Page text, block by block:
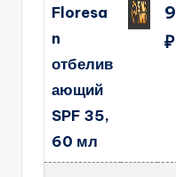
Floresa
n
отбелив
ающий
SPF 35,
60 мл
9
₽